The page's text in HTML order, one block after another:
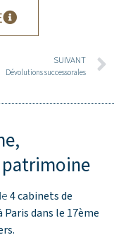
SUIVANT
Dévolutions successorales
4 cabinets de
dans le 17ème
.